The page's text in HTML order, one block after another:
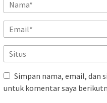
Simpan nama, email, dan
untuk komentar saya